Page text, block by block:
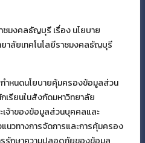
ชมงคลธัญบุรี เรื่อง นโยบาย
ลัยเทคโนโลยีราชมงคลธัญบุรี
ำหนดนโยบายคุ้มครองข้อมูลส่วน
เรียนในสังกัดมหาวิทยาลัย
เจ้าของข้อมูลส่วนบุคคลและ
นวทางการจัดการและการคุ้มครอง